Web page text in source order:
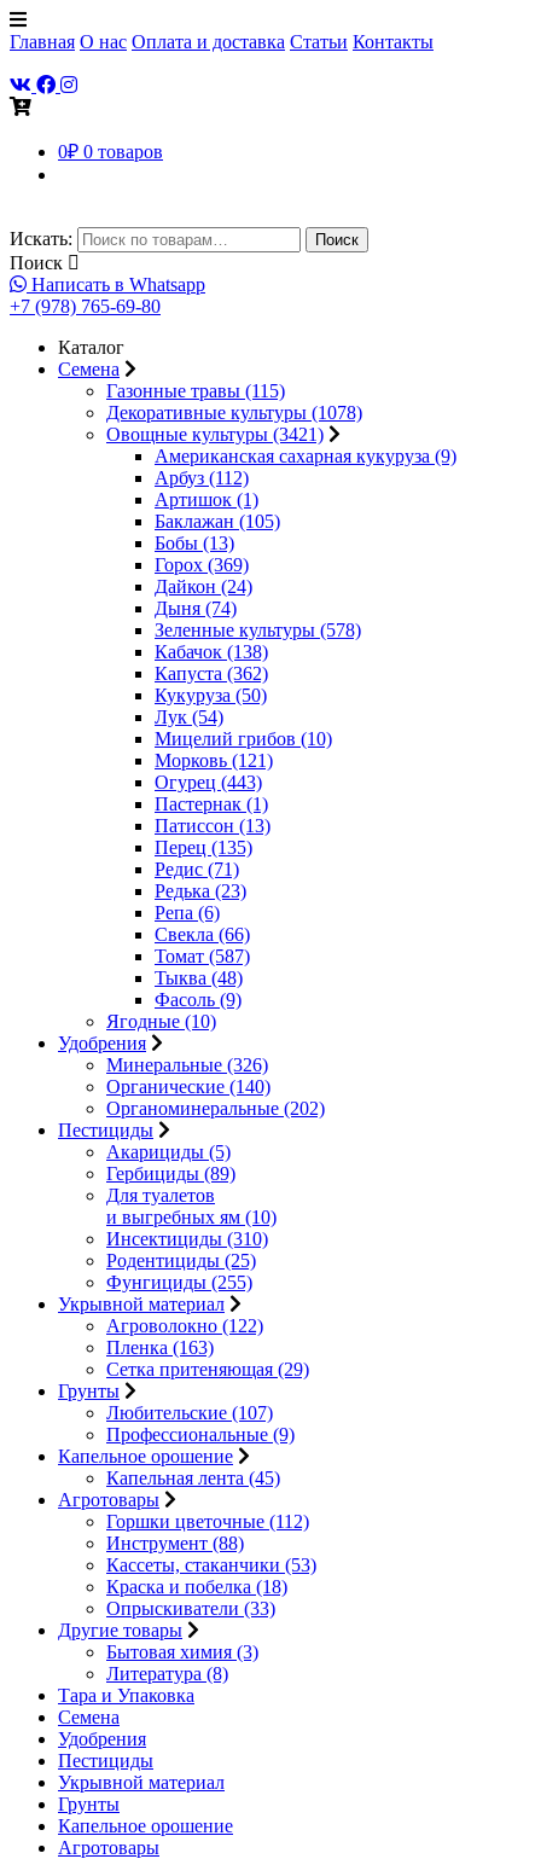
Главная О нас Оплата и доставка Статьи Контакты
0₽ 0 товаров
Искать: Поиск
Поиск
Написать в Whatsapp
+7 (978) 765-69-80
Каталог
Семена
Газонные травы (115)
Декоративные культуры (1078)
Овощные культуры (3421)
Американская сахарная кукуруза (9)
Арбуз (112)
Артишок (1)
Баклажан (105)
Бобы (13)
Горох (369)
Дайкон (24)
Дыня (74)
Зеленные культуры (578)
Кабачок (138)
Капуста (362)
Кукуруза (50)
Лук (54)
Мицелий грибов (10)
Морковь (121)
Огурец (443)
Пастернак (1)
Патиссон (13)
Перец (135)
Редис (71)
Редька (23)
Репа (6)
Свекла (66)
Томат (587)
Тыква (48)
Фасоль (9)
Ягодные (10)
Удобрения
Минеральные (326)
Органические (140)
Органоминеральные (202)
Пестициды
Акарициды (5)
Гербициды (89)
Для туалетов
и выгребных ям (10)
Инсектициды (310)
Родентициды (25)
Фунгициды (255)
Укрывной материал
Агроволокно (122)
Пленка (163)
Сетка притеняющая (29)
Грунты
Любительские (107)
Профессиональные (9)
Капельное орошение
Капельная лента (45)
Агротовары
Горшки цветочные (112)
Инструмент (88)
Кассеты, стаканчики (53)
Краска и побелка (18)
Опрыскиватели (33)
Другие товары
Бытовая химия (3)
Литература (8)
Тара и Упаковка
Семена
Удобрения
Пестициды
Укрывной материал
Грунты
Капельное орошение
Агротовары